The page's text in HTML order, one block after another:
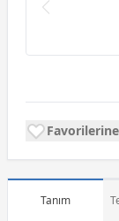
Tanım